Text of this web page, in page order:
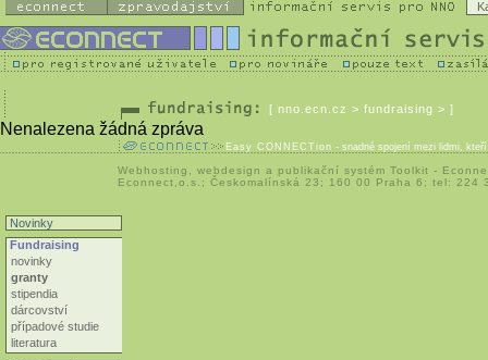
[ nno.ecn.cz > fundraising > ]
Nenalezena žádná zpráva
Easy CONNECTion - snadné spojení mezi lidmi,
Webhosting webdesign a publikační systém Toolkit -
Econnect,o.s.; Českomalínská 23; 160 00 Praha 6; tel: 224
Novinky
Fundraising
novinky
granty
stipendia
dárcovství
případové studie
literatura